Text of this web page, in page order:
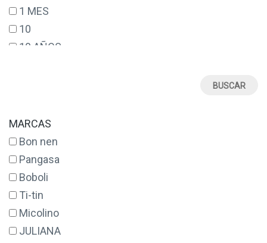
1 MES
10
10 AÑOS
14
14 AÑOS
16
17
18
18 MESES
2
MARCAS
Bon nen
Pangasa
Boboli
Ti-tin
Micolino
JULIANA